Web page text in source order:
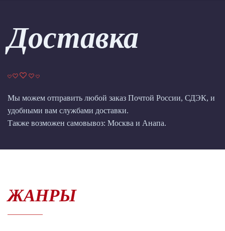
Доставка
Мы можем отправить любой заказ Почтой России, СДЭК, и
удобными вам службами доставки.
Также возможен самовывоз: Москва и Анапа.
ЖАНРЫ